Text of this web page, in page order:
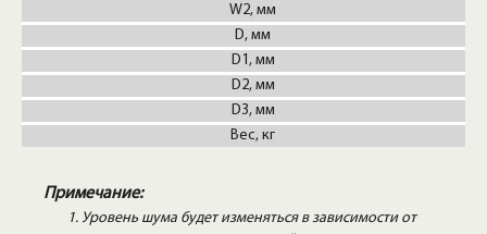
W2, мм
D, мм
D1, мм
D2, мм
D3, мм
Вес, кг
Примечание:
Уровень шума будет изменяться в зависимости от